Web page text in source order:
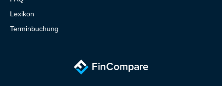
Lexikon
Terminbuchung